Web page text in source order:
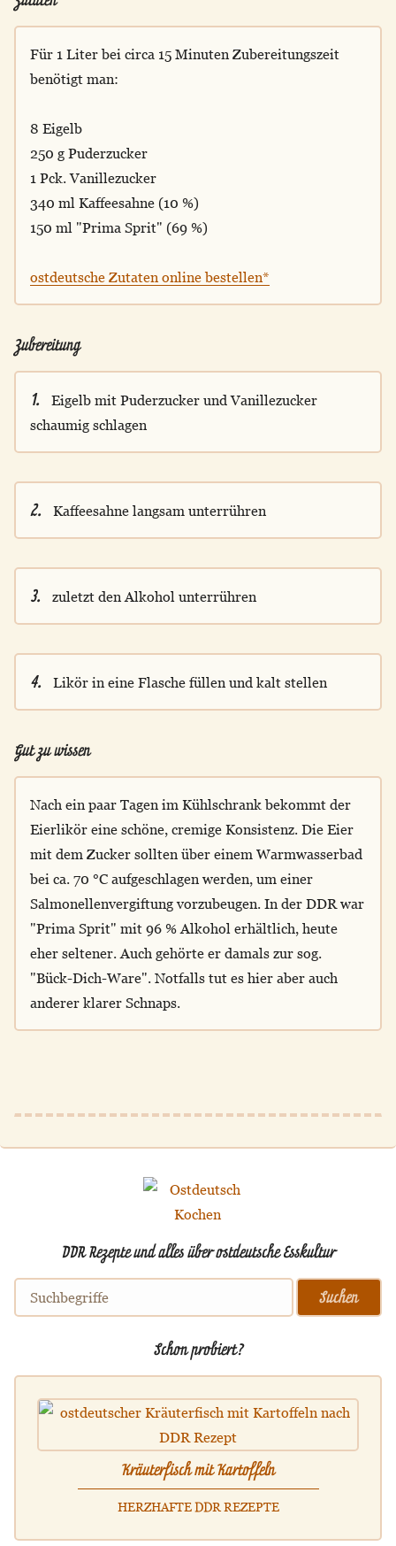
Für 1 Liter bei circa 15 Minuten Zubereitungszeit
benötigt man:
8 Eigelb
250 g Puderzucker
1 Pck. Vanillezucker
340 ml Kaffeesahne (10 %)
150 ml "Prima Sprit" (69 %)
ostdeutsche Zutaten online bestellen*
Zubereitung
1.
Eigelb mit Puderzucker und Vanillezucker
schaumig schlagen
2. Kaffeesahne langsam unterrühren
3. zuletzt den Alkohol unterrühren
4. Likör in eine Flasche füllen und kalt stellen
Gut zu wissen
Nach ein paar Tagen im Kühlschrank bekommt der
Eierlikör eine schöne, cremige Konsistenz. Die Eier
mit dem Zucker sollten über einem Warmwasserbad
bei ca. 70 °C aufgeschlagen werden, um einer
Salmonellenvergiftung vorzubeugen. In der DDR war
"Prima Sprit" mit 96 % Alkohol erhältlich, heute
eher seltener. Auch gehörte er damals zur sog.
"Bück-Dich-Ware". Notfalls tut es hier aber auch
anderer klarer Schnaps.
DDR Rezepte und alles über ostdeutsche Esskultur
Schon probiert?
Kräuterfisch mit Kartoffeln
HERZHAFTE DDR REZEPTE